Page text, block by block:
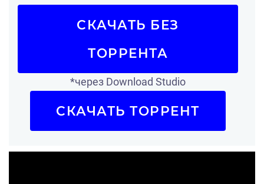
СКАЧАТЬ БЕЗ
ТОРРЕНТА
*через Download Studio
СКАЧАТЬ ТОРРЕНТ